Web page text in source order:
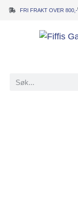
FRI FRAKT OVER 800,-